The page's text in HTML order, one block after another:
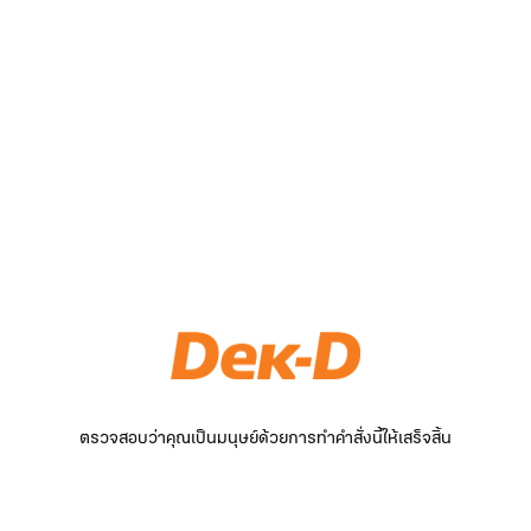
ตรวจสอบว่าคุณเป็นมนุษย์ด้วยการทำคำสั่งนี้ให้เสร็จสิ้น